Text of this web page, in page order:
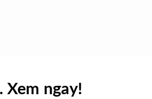
ngay!